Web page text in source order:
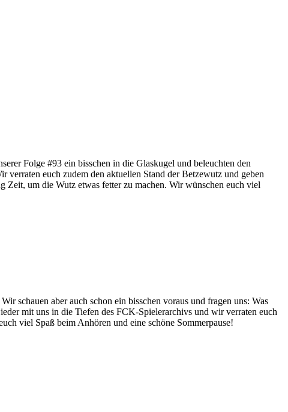
Folge #93 ein bisschen in die Glaskugel und beleuchten den
euch zudem den aktuellen Stand der Betzewutz und geben
um die Wutz etwas fetter zu machen. Wir wünschen euch viel
schauen aber auch schon ein bisschen voraus und fragen uns: Was
mit uns in die Tiefen des FCK-Spielerarchivs und wir verraten euch
viel Spaß beim Anhören und eine schöne Sommerpause!